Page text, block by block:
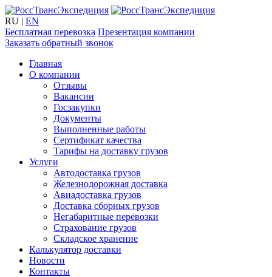
RU | EN
Бесплатная перевозка Презентация компании
Заказать обратный звонок
Главная
О компании
Отзывы
Вакансии
Госзакупки
Документы
Выполненные работы
Сертификат качества
Тарифы на доставку грузов
Услуги
Автодоставка грузов
Железнодорожная доставка
Авиадоставка грузов
Доставка сборных грузов
Негабаритные перевозки
Страхование грузов
Складское хранение
Калькулятор доставки
Новости
Контакты